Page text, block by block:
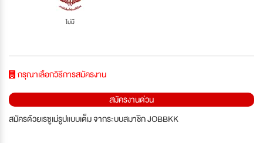
ไม่มี
กรุณาเลือกวิธีการสมัครงาน
สมัครงานด่วน
สมัครด้วยเรซูเม่รูปแบบเต็ม จากระบบสมาชิก JOBBKK